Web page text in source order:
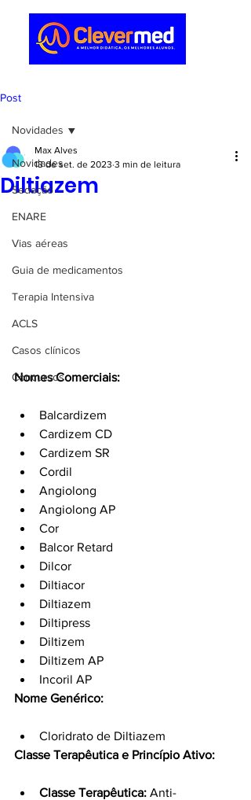
Post
Novidades
Sedação
ENARE
Vias aéreas
Guia de medicamentos
Terapia Intensiva
ACLS
Casos clínicos
Concursos
Novidades
Diltiazem
Max Alves
13 de set. de 2023 3 min de leitura
Nomes Comerciais:
Balcardizem
Cardizem CD
Cardizem SR
Cordil
Angiolong
Angiolong AP
Cor
Balcor Retard
Dilcor
Diltiacor
Diltiazem
Diltipress
Diltizem
Diltizem AP
Incoril AP
Nome Genérico:
Cloridrato de Diltiazem
Classe Terapêutica e Princípio Ativo:
Classe Terapêutica: Anti-